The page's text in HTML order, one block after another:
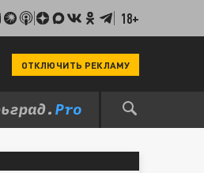
18+
ОТКЛЮЧИТЬ РЕКЛАМУ